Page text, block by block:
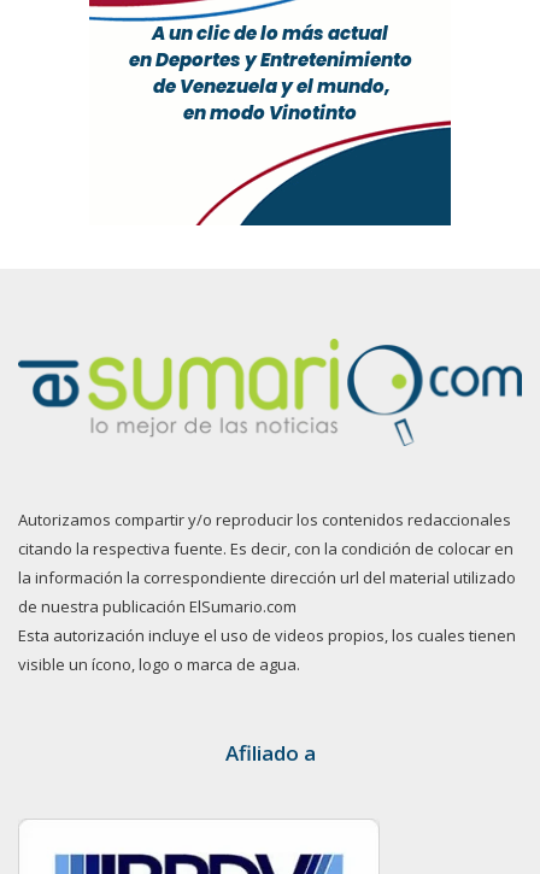
Autorizamos compartir y/o reproducir los contenidos redaccionales
citando la respectiva fuente. Es decir, con la condición de colocar en
la información la correspondiente dirección url del material utilizado
de nuestra publicación ElSumario.com
Esta autorización incluye el uso de videos propios, los cuales tienen
visible un ícono, logo o marca de agua.
Afiliado a